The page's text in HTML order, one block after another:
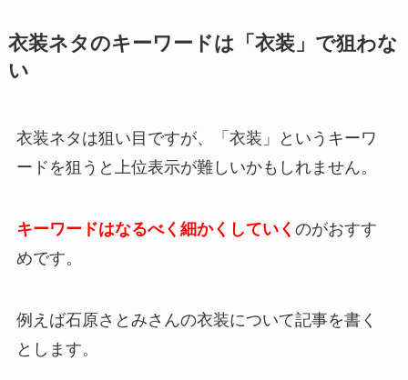
衣装ネタのキーワードは「衣装」で狙わな
い
衣装ネタは狙い目ですが、「衣装」というキーワ
ードを狙うと上位表示が難しいかもしれません。
キーワードはなるべく細かくしていく のがおすす
めです。
例えば石原さとみさんの衣装について記事を書く
とします。